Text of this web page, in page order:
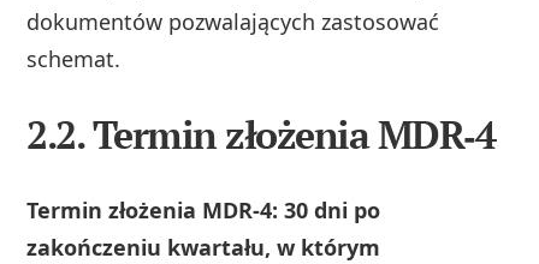
dokumentów pozwalających zastosować
schemat.
2.2. Termin złożenia MDR‑4
Termin złożenia MDR‑4: 30 dni po
zakończeniu kwartału, w którym